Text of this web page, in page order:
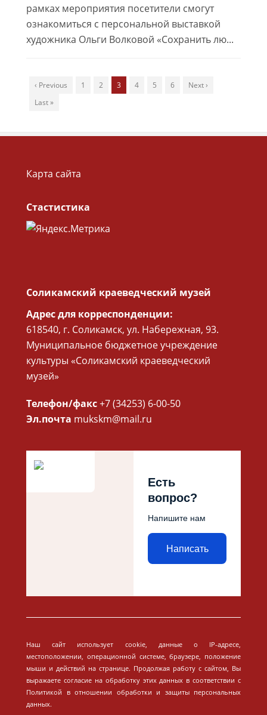
рамках мероприятия посетители смогут
ознакомиться с персональной выставкой
художника Ольги Волковой «Сохранить лю...
‹ Previous 1 2 3 4 5 6
Next ›
Last »
Карта сайта
Стастистика
Соликамский краеведческий музей
Адрес для корреспонденции:
618540, г. Соликамск, ул. Набережная, 93.
Муниципальное бюджетное учреждение
культуры «Соликамский краеведческий
музей»
Телефон/факс+7 (34253) 6-00-50
Эл.почта mukskm@mail.ru
Есть
вопрос?
Напишите нам
Написать
Наш сайт использует cookie, данные о IP-адресе,
местоположении, операционной системе, браузере, положение
мыши и действий на странице. Продолжая работу с сайтом, Вы
выражаете согласие на обработку этих данных в соответствии с
Политикой в отношении обработки и защиты персональных
данных.